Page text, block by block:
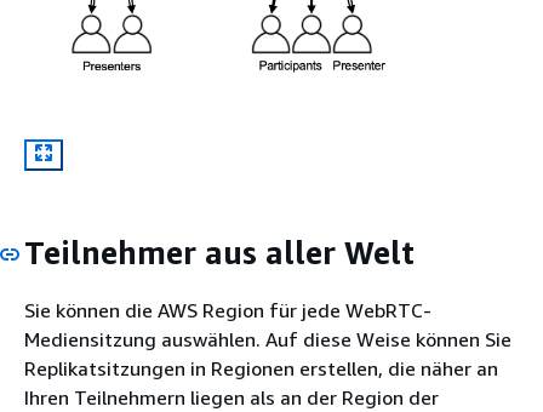
Teilnehmer aus aller Welt
Sie können die AWS Region für jede WebRTC-
Mediensitzung auswählen. Auf diese Weise können Sie
Replikatsitzungen in Regionen erstellen, die näher an
Ihren Teilnehmern liegen als an der Region der